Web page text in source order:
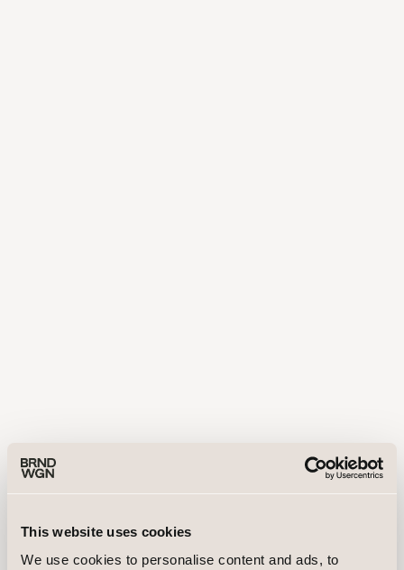
This website uses cookies
We use cookies to personalise content and ads, to